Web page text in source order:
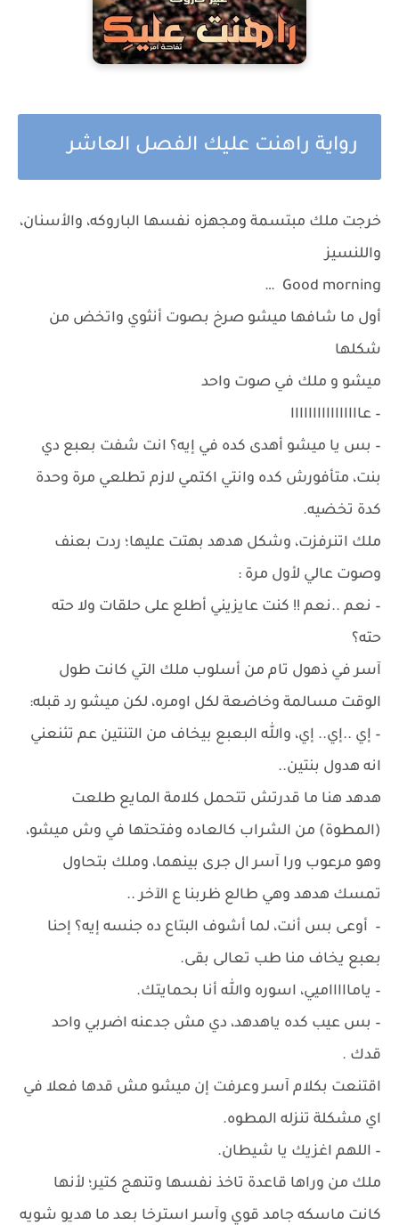
رواية راهنت عليك الفصل العاشر
خرجت ملك مبتسمة ومجهزه نفسها الباروكه، والأسنان،
واللنسيز
Good morning …
أول ما شافها ميشو صرخ بصوت أنثوي واتخض من
شكلها
ميشو و ملك في صوت واحد
– عاااااااااااااااا
– بس يا ميشو أهدى كده في إيه؟ انت شفت بعبع دي
بنت، متأفورش كده وانتي اكتمي لازم تطلعي مرة وحدة
كدة تخضيه.
ملك اتنرفزت، وشكل هدهد بهتت عليها؛ ردت بعنف
وصوت عالي لأول مرة :
– نعم ..نعم !! كنت عايزيني أطلع على حلقات ولا حته
حته؟
آسر في ذهول تام من أسلوب ملك التي كانت طول
الوقت مسالمة وخاضعة لكل اومره، لكن ميشو رد قبله:
– إي ..إي.. إي، والله البعبع بيخاف من التنتين عم تئنعني
انه هدول بنتين..
هدهد هنا ما قدرتش تتحمل كلامة المايع طلعت
(المطوة) من الشراب كالعاده وفتحتها في وش ميشو،
وهو مرعوب ورا آسر ال جرى بينهما، وملك بتحاول
تمسك هدهد وهي طالع ظربنا ع الآخر ..
– أوعى بس أنت، لما أشوف البتاع ده جنسه إيه؟ إحنا
بعبع يخاف منا طب تعالى بقى.
– ياماااااميي، اسوره والله أنا بحمايتك.
– بس عيب كده ياهدهد، دي مش جدعنه اضربي واحد
قدك .
اقتنعت بكلام آسر وعرفت إن ميشو مش قدها فعلا في
اي مشكلة تنزله المطوه.
– اللهم اغزيك يا شيطان.
ملك من وراها قاعدة تاخذ نفسها وتنهج كتير؛ لأنها
كانت ماسكه جامد قوي وآسر استرخا بعد ما هديو شويه